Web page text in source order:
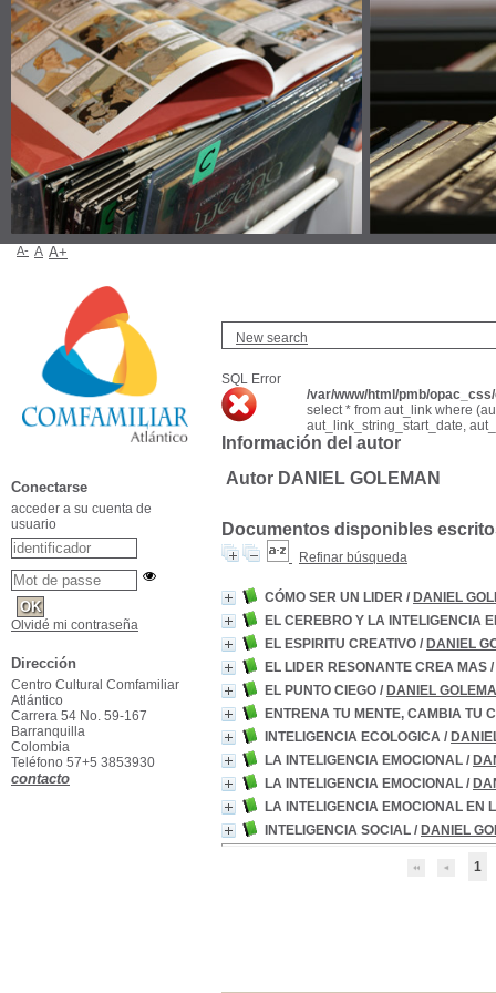
New search
SQL Error
/var/www/html/pmb/
select * from aut_link where
aut_link_string_start_date,
Información del autor
Autor DANIEL GOLEMAN
Documentos disponibles
Refinar búsqueda
CÓMO SER UN LIDER / DANIEL
EL CEREBRO Y LA INTELIGENCIA
EL ESPIRITU CREATIVO / DANIEL
EL LIDER RESONANTE CREA MAS /
EL PUNTO CIEGO / DANIEL
ENTRENA TU MENTE, CAMBIA TU
INTELIGENCIA ECOLOGICA /
LA INTELIGENCIA EMOCIONAL /
LA INTELIGENCIA EMOCIONAL /
LA INTELIGENCIA EMOCIONAL EN
INTELIGENCIA SOCIAL / DANIEL
1
A- A A+
Conectarse
acceder a su cuenta de
usuario
Olvidé mi contraseña
Dirección
Centro Cultural Comfamiliar
Atlántico
Carrera 54 No. 59-167
Barranquilla
Colombia
Teléfono 57+5 3853930
contacto